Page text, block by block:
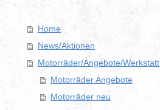
Home
News/Aktionen
Motorräder/Angebote/Werkstatt
Motorräder Angebote
Motorräder neu